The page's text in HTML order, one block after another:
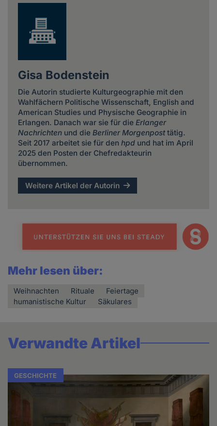
Gisa Bodenstein
Die Autorin studierte Kulturgeographie mit den
Wahlfächern Politische Wissenschaft, English and
American Studies und Physische Geographie in
Erlangen. Danach war sie für die Erlanger
Nachrichtenund die Berliner Morgenposttätig.
Seit 2017 arbeitet sie für den hpdund hat im April
2025 den Posten der Chefredakteurin
übernommen.
Weitere Artikel der Autorin
Mehr lesen über:
Weihnachten Rituale
Feiertage
humanistische Kultur
Säkulares
Verwandte Artikel
GESCHICHTE